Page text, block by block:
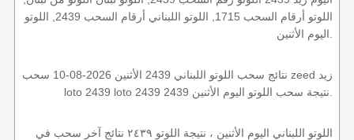
اللوتو أرقام السحب 1715, اللوتو اللبناني أرقام السحب 2439, اللوتو
نتائج سحب اللوتو اللبناني 2439 الأثنين 2026-08-10 سحب zeed زيد
اللوتو اللبناني اليوم الأثنين ، نتيجة اللوتو ٢٤٣٩ نتائج آخر سحب في